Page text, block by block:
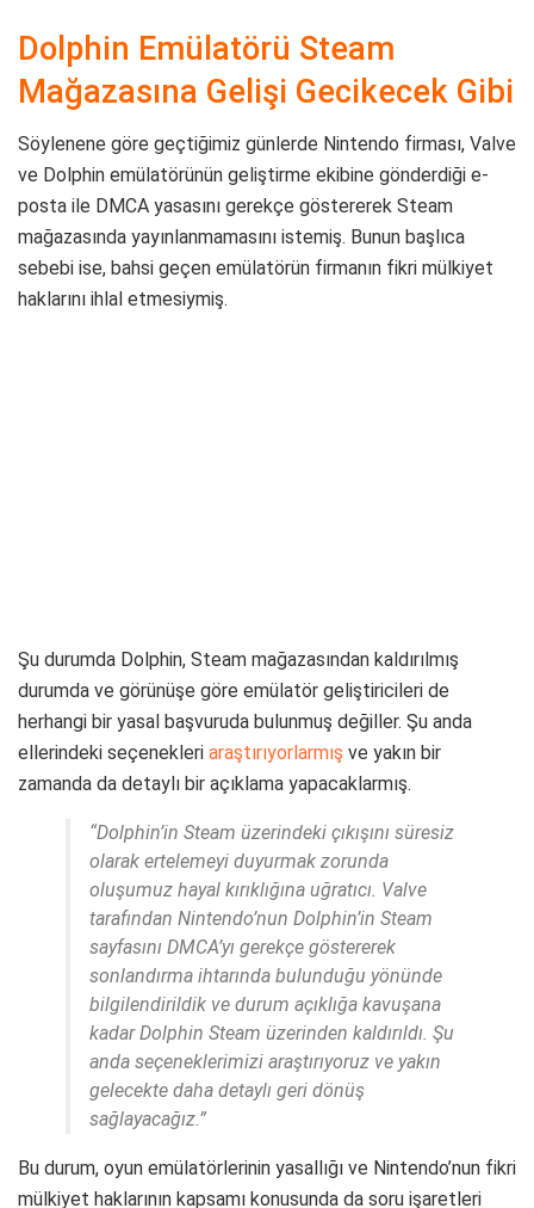
Dolphin Emülatörü Steam
Mağazasına Gelişi Gecikecek Gibi
Söylenene göre geçtiğimiz günlerde Nintendo firması, Valve
ve Dolphin emülatörünün geliştirme ekibine gönderdiği e-
posta ile DMCA yasasını gerekçe göstererek Steam
mağazasında yayınlanmamasını istemiş. Bunun başlıca
sebebi ise, bahsi geçen emülatörün firmanın fikri mülkiyet
haklarını ihlal etmesiymiş.
Şu durumda Dolphin, Steam mağazasından kaldırılmış
durumda ve görünüşe göre emülatör geliştiricileri de
herhangi bir yasal başvuruda bulunmuş değiller. Şu anda
ellerindeki seçenekleri araştırıyorlarmış ve yakın bir
zamanda da detaylı bir açıklama yapacaklarmış.
“Dolphin’in Steam üzerindeki çıkışını süresiz
olarak ertelemeyi duyurmak zorunda
oluşumuz hayal kırıklığına uğratıcı. Valve
tarafından Nintendo’nun Dolphin’in Steam
sayfasını DMCA’yı gerekçe göstererek
sonlandırma ihtarında bulunduğu yönünde
bilgilendirildik ve durum açıklığa kavuşana
kadar Dolphin Steam üzerinden kaldırıldı. Şu
anda seçeneklerimizi araştırıyoruz ve yakın
gelecekte daha detaylı geri dönüş
sağlayacağız.”
Bu durum, oyun emülatörlerinin yasallığı ve Nintendo’nun fikri
mülkiyet haklarının kapsamı konusunda da soru işaretleri